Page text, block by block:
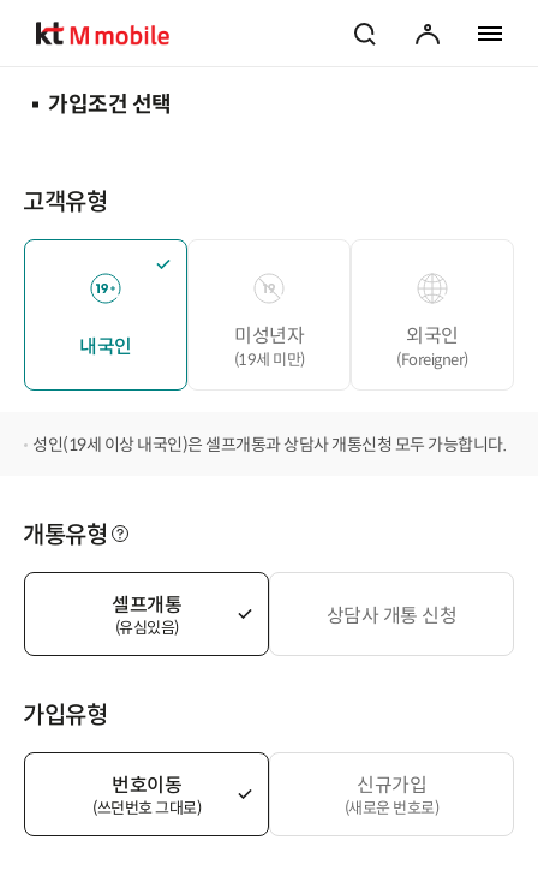
검색
마이페이지
가입조건 선택
고객유형
내국인 미성년자
(19세 미만)
외국인
(Foreigner)
성인(19세 이상 내국인)은 셀프개통과 상담사 개통신청 모두 가능합니다.
개통유형
셀프개통
(유심있음) 상담사 개통 신청
가입유형
번호이동
(쓰던번호 그대로)
신규가입
(새로운 번호로)